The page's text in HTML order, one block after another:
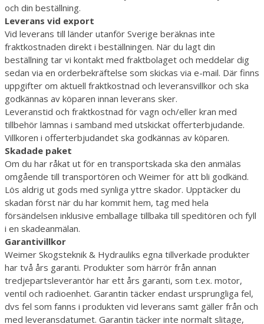
och din beställning.
Leverans vid export
Vid leverans till länder utanför Sverige beräknas inte
fraktkostnaden direkt i beställningen. När du lagt din
beställning tar vi kontakt med fraktbolaget och meddelar dig
sedan via en orderbekräftelse som skickas via e-mail. Där finns
uppgifter om aktuell fraktkostnad och leveransvillkor och ska
godkännas av köparen innan leverans sker.
Leveranstid och fraktkostnad för vagn och/eller kran med
tillbehör lämnas i samband med utskickat offerterbjudande.
Villkoren i offerterbjudandet ska godkännas av köparen.
Skadade paket
Om du har råkat ut för en transportskada ska den anmälas
omgående till transportören och Weimer för att bli godkänd.
Lös aldrig ut gods med synliga yttre skador. Upptäcker du
skadan först när du har kommit hem, tag med hela
försändelsen inklusive emballage tillbaka till speditören och fyll
i en skadeanmälan.
Garantivillkor
Weimer Skogsteknik & Hydrauliks egna tillverkade produkter
har två års garanti. Produkter som härrör från annan
tredjepartsleverantör har ett års garanti, som t.ex. motor,
ventil och radioenhet. Garantin täcker endast ursprungliga fel,
dvs fel som fanns i produkten vid leverans samt gäller från och
med leveransdatumet. Garantin täcker inte normalt slitage,